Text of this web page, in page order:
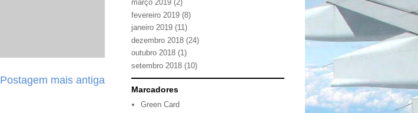
Postagem mais antiga
março 2019 (2)
fevereiro 2019 (8)
janeiro 2019 (11)
dezembro 2018 (24)
outubro 2018 (1)
setembro 2018 (10)
Marcadores
Green Card